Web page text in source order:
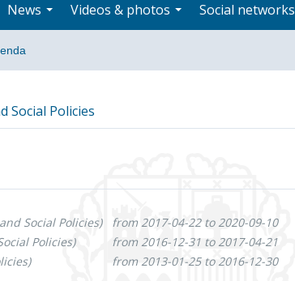
News Videos & photos Social networks
Social Policies
Social Policies)
from 2017-04-22 to 2020-09-10
Policies)
from 2016-12-31 to 2017-04-21
from 2013-01-25 to 2016-12-30